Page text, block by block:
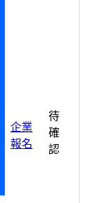
企業
報名
待
確
認